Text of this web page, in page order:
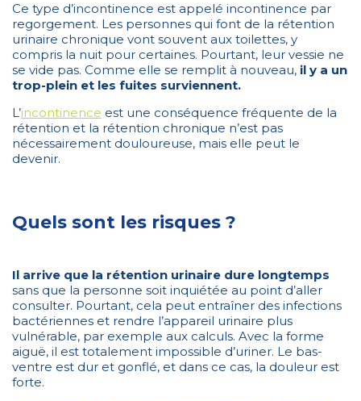
Ce type d’incontinence est appelé incontinence par
regorgement. Les personnes qui font de la rétention
urinaire chronique vont souvent aux toilettes, y
compris la nuit pour certaines. Pourtant, leur vessie ne
se vide pas. Comme elle se remplit à nouveau, il y a un
trop-plein et les fuites surviennent.
L’incontinence est une conséquence fréquente de la
rétention et la rétention chronique n’est pas
nécessairement douloureuse, mais elle peut le
devenir.
Quels sont les risques ?
Il arrive que la rétention urinaire dure longtemps
sans que la personne soit inquiétée au point d’aller
consulter. Pourtant, cela peut entraîner des infections
bactériennes et rendre l’appareil urinaire plus
vulnérable, par exemple aux calculs. Avec la forme
aiguë, il est totalement impossible d’uriner. Le bas-
ventre est dur et gonflé, et dans ce cas, la douleur est
forte.